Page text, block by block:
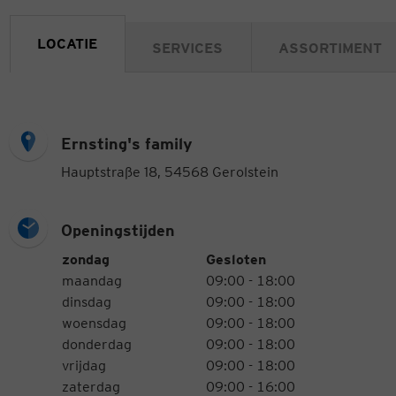
LOCATIE SERVICES ASSORTIMENT
Ernsting's family
Hauptstraße 18, 54568 Gerolstein
Openingstijden
Openingstijden
Weekdag
zondag
Gesloten
maandag
09:00 - 18:00
dinsdag
09:00 - 18:00
woensdag
09:00 - 18:00
donderdag
09:00 - 18:00
vrijdag
09:00 - 18:00
zaterdag
09:00 - 16:00